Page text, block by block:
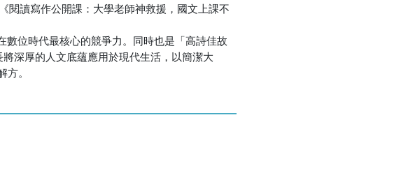
閱讀寫作公開課：大學老師神救援，國文上課不
位時代最核心的競爭力。同時也是「高詩佳故
深厚的人文底蘊應用於現代生活，以簡潔大
。